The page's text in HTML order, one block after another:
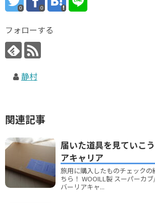
0 0
フォローする
静村
関連記事
届いた道具を見ていこ
アキャリア
旅用に購入したものチェックの
ちら！ WOOILL製 スーパーカ
バーリアキャ...